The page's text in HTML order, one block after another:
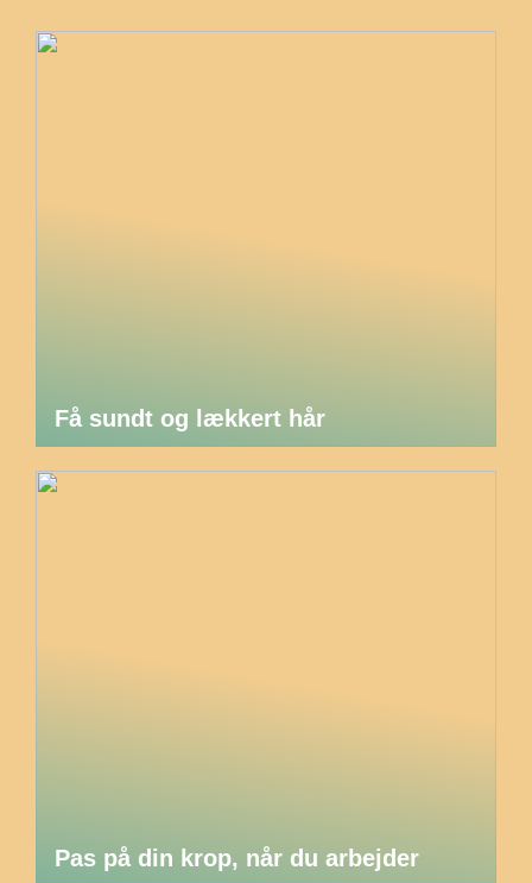
Få sundt og lækkert hår
Pas på din krop, når du arbejder